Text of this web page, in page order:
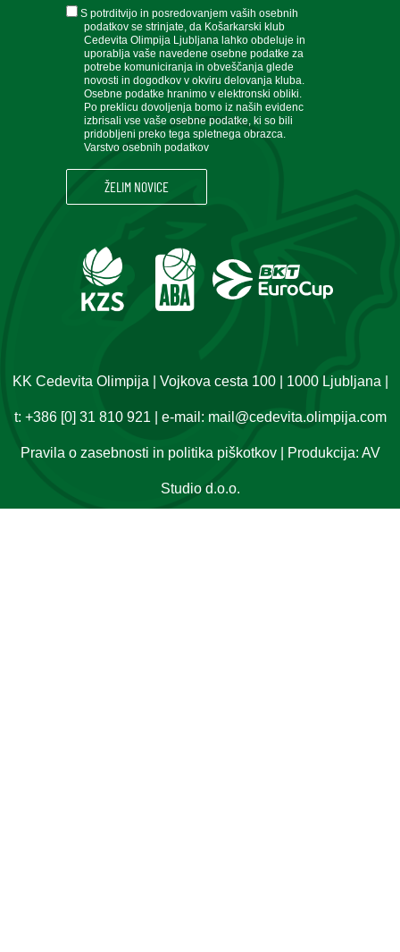
soglasje
S potrditvijo in posredovanjem vaših osebnih
podatkov se strinjate, da Košarkarski klub
Cedevita Olimpija Ljubljana lahko obdeluje in
uporablja vaše navedene osebne podatke za
potrebe komuniciranja in obveščanja glede
novosti in dogodkov v okviru delovanja kluba.
Osebne podatke hranimo v elektronski obliki.
Po preklicu dovoljenja bomo iz naših evidenc
izbrisali vse vaše osebne podatke, ki so bili
pridobljeni preko tega spletnega obrazca.
Varstvo osebnih podatkov
KK Cedevita Olimpija | Vojkova cesta 100 | 1000 Ljubljana |
t: +386 [0] 31 810 921 | e-mail: mail@cedevita.olimpija.com
Pravila o zasebnosti in politika piškotkov| Produkcija: AV
Studio d.o.o.